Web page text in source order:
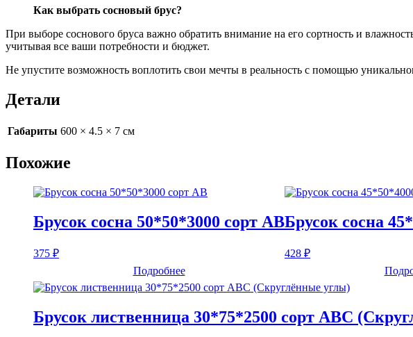
Как выбрать сосновый брус?
При выборе соснового бруса важно обратить внимание на его сортность и
учитывая все ваши потребности и бюджет.
Не упустите возможность воплотить свои мечты в реальность с помощью
Детали
Габариты 600 × 4.5 × 7 см
Похожие
Брусок сосна 50*50*3000 сорт AB
375 ₽
Подробнее
Брусок сосна
428 ₽
Брусок лиственница 30*75*2500 сорт ABC